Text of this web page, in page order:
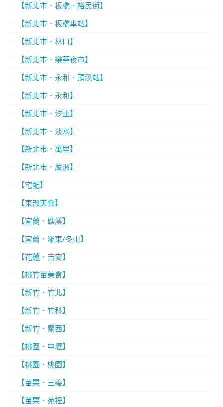
【新北市．板橋．裕民街】
【新北市．板橋車站】
【新北市．林口】
【新北市．樂華夜市】
【新北市．永和．頂溪站】
【新北市．永和】
【新北市．汐止】
【新北市．淡水】
【新北市．萬里】
【新北市．蘆洲】
【宅配】
【東部美食】
【宜蘭．礁溪】
【宜蘭．羅東/冬山】
【花蓮．吉安】
【桃竹苗美食】
【新竹．竹北】
【新竹．竹科】
【新竹．關西】
【桃園．中壢】
【桃園．桃園】
【苗栗．三義】
【苗栗．苑裡】